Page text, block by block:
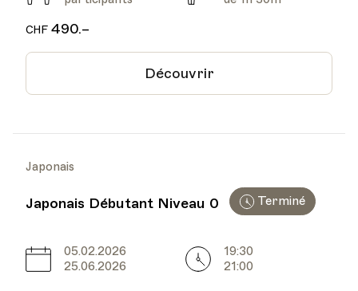
CHF490.–
Découvrir
Japonais
Japonais Débutant Niveau 0 Terminé
Date
05.02.2026
25.06.2026
Heure
19:30
21:00